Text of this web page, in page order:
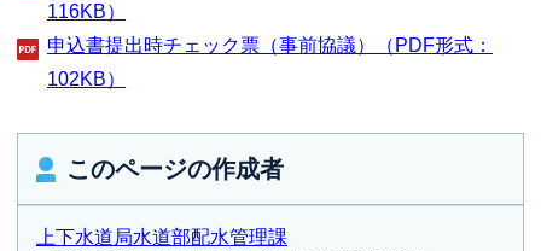
116KB）
申込書提出時チェック票（事前協議）（PDF形式：
102KB）
このページの作成者
上下水道局水道部配水管理課